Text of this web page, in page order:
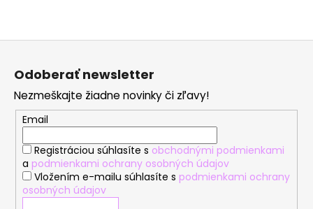
Z
Odoberať newsletter
Nezmeškajte žiadne novinky či zľavy!
Email
Registráciou súhlasíte s obchodnými podmienkami
a podmienkami ochrany osobných údajov
Vložením e-mailu súhlasíte s podmienkami ochrany
osobných údajov